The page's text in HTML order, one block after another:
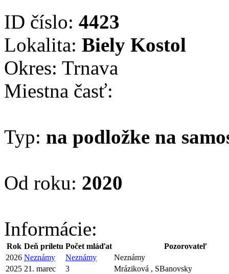
ID číslo: 4423
Lokalita: Biely Kostol
Okres: Trnava
Miestna časť:
Typ: na podložke na
Od roku: 2020
Informácie:
Rok Deň príletu Počet mláďat
Pozorovateľ
2026 Neznámy Neznámy
Neznámy
2025 21. marec 3
Mráziková , SBanovsky